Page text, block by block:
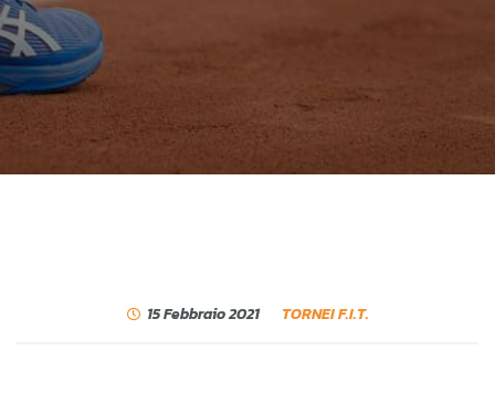
15 Febbraio 2021 TORNEI F.I.T.